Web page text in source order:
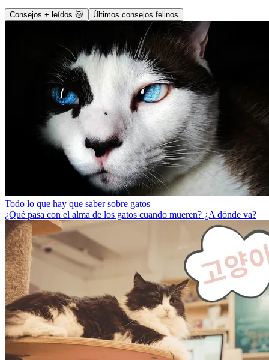
Consejos + leídos 🐱 Últimos consejos felinos
Todo lo que hay que saber sobre gatos
¿Qué pasa con el alma de los gatos cuando mueren? ¿A dónde va?